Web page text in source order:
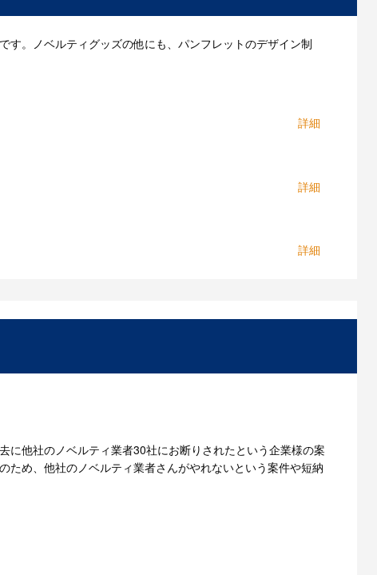
。ノベルティグッズの他にも、パンフレットのデザイン制
他社のノベルティ業者30社にお断りされたという企業様の案
め、他社のノベルティ業者さんがやれないという案件や短納